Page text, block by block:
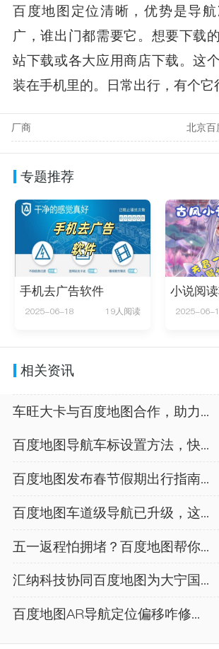
百度地图定位清晰，优势是导
广，谁出门都需要它。想要下载
站下载或各大应用商店下载。这
装在手机里的。日常出行，有个它
厂商 北京百
专题推荐
手机去广告软件
2025-06-18 19人阅读
小说阅
2025-06-
相关资讯
车旺大卡与百度地图合作，助力货车司机精准规划路线
百度地图导航车标设置方法，快速替换默认车辆图标
百度地图发布春节假期出行指南，含客运量及拥堵预测
百度地图车道级导航已升级，这些手机型号和路段可率先体验
五一返程怕拥堵？百度地图帮你预估路况，畅行无阻
汇纳科技协同百度地图为大宁国际广场部署AR实景导航
百度地图AR导航定位偏移咋修复？五步教你解决